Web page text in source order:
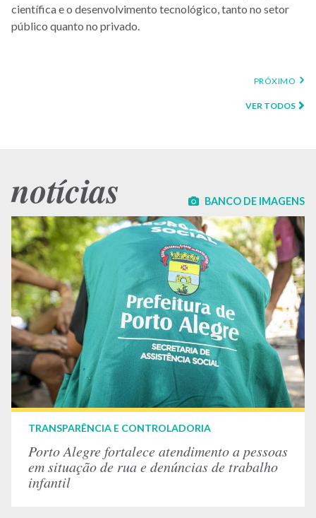
científica e o desenvolvimento tecnológico, tanto no setor
público quanto no privado.
PRÓXIMA
PRÓXIMO
VER TODOS
notícias BANCO DE IMAGENS
TRANSPARÊNCIA E CONTROLADORIA
Porto Alegre fortalece atendimento a pessoas
em situação de rua e denúncias de trabalho
infantil